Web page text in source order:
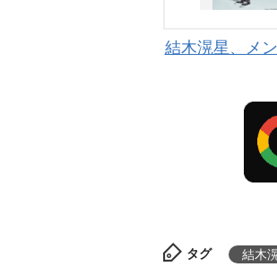
結木滉星、メ
タグ 結木